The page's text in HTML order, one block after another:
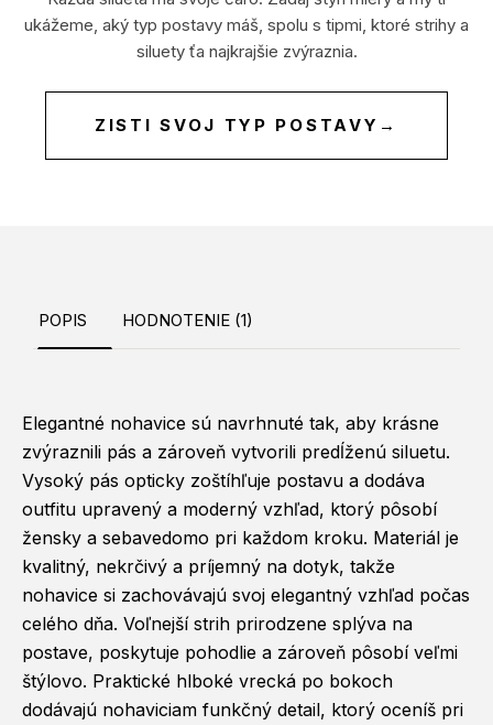
ukážeme, aký typ postavy máš, spolu s tipmi, ktoré strihy a
siluety ťa najkrajšie zvýraznia.
ZISTI SVOJ TYP POSTAVY →
POPIS HODNOTENIE (1)
Elegantné nohavice sú navrhnuté tak, aby krásne
zvýraznili pás a zároveň vytvorili predĺženú siluetu.
Vysoký pás opticky zoštíhľuje postavu a dodáva
outfitu upravený a moderný vzhľad, ktorý pôsobí
žensky a sebavedomo pri každom kroku. Materiál je
kvalitný, nekrčivý a príjemný na dotyk, takže
nohavice si zachovávajú svoj elegantný vzhľad počas
celého dňa. Voľnejší strih prirodzene splýva na
postave, poskytuje pohodlie a zároveň pôsobí veľmi
štýlovo. Praktické hlboké vrecká po bokoch
dodávajú nohaviciam funkčný detail, ktorý oceníš pri